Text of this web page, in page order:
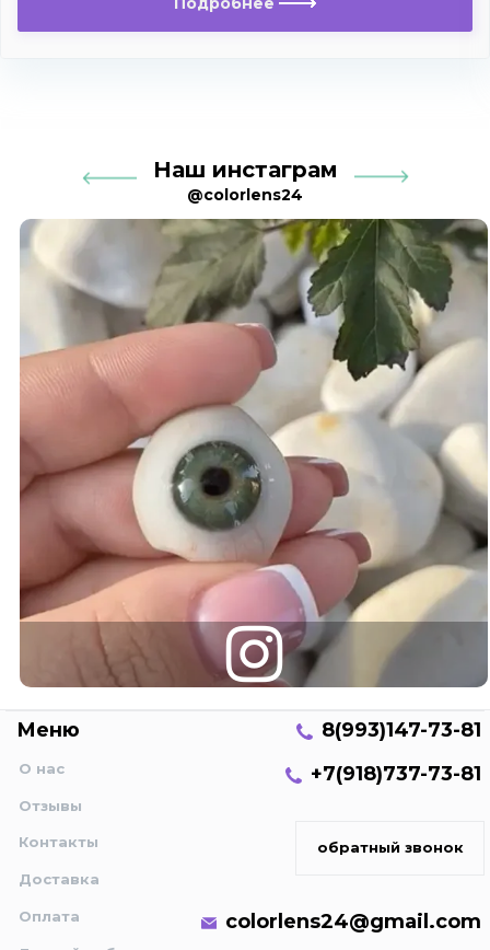
Наш инстаграм
@colorlens24
Меню
О нас
Отзывы
Контакты
Доставка
Оплата
8(993)147-73-81
+7(918)737-73-81
обратный звонок
colorlens24@gmail.com